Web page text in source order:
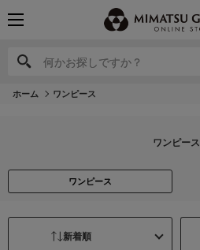
何かお探しですか？
何かお探しですか？
ホーム ワンピース
ワンピース
ワンピース